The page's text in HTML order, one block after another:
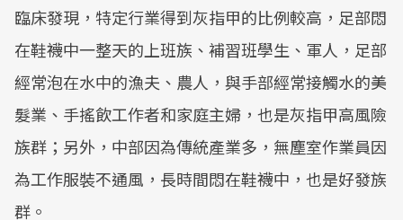
臨床發現，特定行業得到灰指甲的比例較高，足部悶
在鞋襪中一整天的上班族、補習班學生、軍人，足部
經常泡在水中的漁夫、農人，與手部經常接觸水的美
髮業、手搖飲工作者和家庭主婦，也是灰指甲高風險
族群；另外，中部因為傳統產業多，無塵室作業員因
為工作服裝不通風，長時間悶在鞋襪中，也是好發族
群。